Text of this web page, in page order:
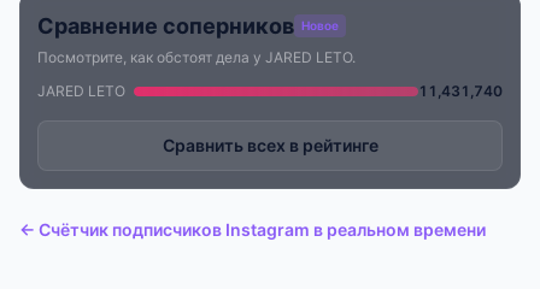
Сравнение соперников Новое
Посмотрите, как обстоят дела у JARED LETO.
JARED LETO
11,431,740
Сравнить всех в рейтинге
← Счётчик подписчиков Instagram в реальном времени